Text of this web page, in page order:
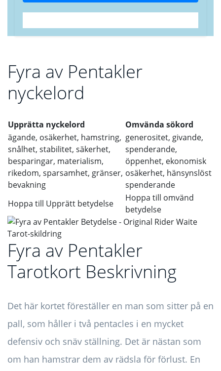
Fyra av Pentakler
nyckelord
Upprätta nyckelord
Omvända sökord
ägande, osäkerhet, hamstring,
snålhet, stabilitet, säkerhet,
besparingar, materialism,
rikedom, sparsamhet, gränser,
bevakning
generositet, givande,
spenderande,
öppenhet, ekonomisk
osäkerhet, hänsynslöst
spenderande
Hoppa till Upprätt betydelse
Hoppa till omvänd
betydelse
Fyra av Pentakler
Tarotkort Beskrivning
Det här kortet föreställer en man som sitter på en
pall, som håller i två pentacles i en mycket
defensiv och snäv ställning. Det är nästan som
om han hamstrar dem av rädsla för förlust. En